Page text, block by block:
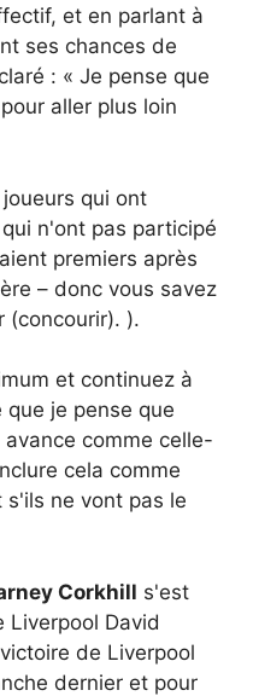
et en parlant à
ses chances de
: « Je pense que
aller plus loin
qui ont
n'ont pas participé
premiers après
– donc vous savez
(concourir). ).
et continuez à
je pense que
comme celle-
cela comme
ne vont pas le
Corkhill s'est
David
de Liverpool
dernier et pour